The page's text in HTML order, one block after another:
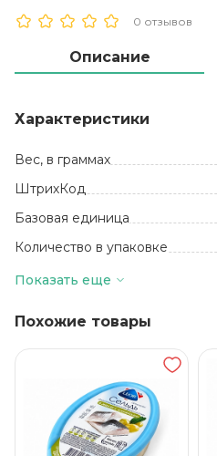
0 отзывов
Описание
Характеристики
Вес, в граммах
ШтрихКод
Базовая единица
Количество в упаковке
Срок годности
Показать еще
Похожие товары